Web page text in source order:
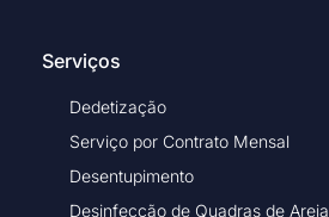
Serviços
Dedetização
Serviço por Contrato Mensal
Desentupimento
Desinfecção de Quadras de Areia